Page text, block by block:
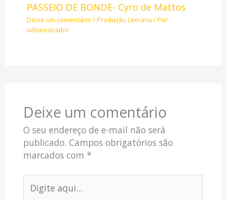
PASSEIO DE BONDE- Cyro de Mattos
Deixe um comentário /Produção Literaria / Por
administrador
Deixe um comentário
O seu endereço de e-mail não será
publicado. Campos obrigatórios são
marcados com *
aqui...